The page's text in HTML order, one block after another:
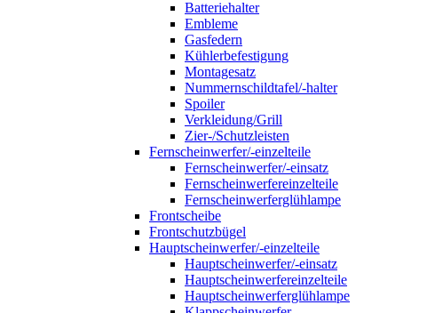
Batteriehalter
Embleme
Gasfedern
Kühlerbefestigung
Montagesatz
Nummernschildtafel/-halter
Spoiler
Verkleidung/Grill
Zier-/Schutzleisten
Fernscheinwerfer/-einzelteile
Fernscheinwerfer/-einsatz
Fernscheinwerfereinzelteile
Fernscheinwerferglühlampe
Frontscheibe
Frontschutzbügel
Hauptscheinwerfer/-einzelteile
Hauptscheinwerfer/-einsatz
Hauptscheinwerfereinzelteile
Hauptscheinwerferglühlampe